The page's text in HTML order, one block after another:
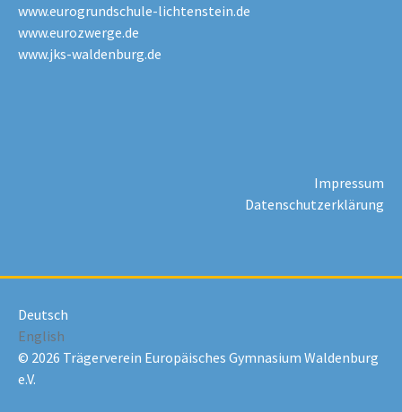
www.eurogrundschule-lichtenstein.de
www.eurozwerge.de
www.jks-waldenburg.de
Impressum
Datenschutzerklärung
Deutsch
English
© 2026 Trägerverein Europäisches Gymnasium Waldenburg
e.V.